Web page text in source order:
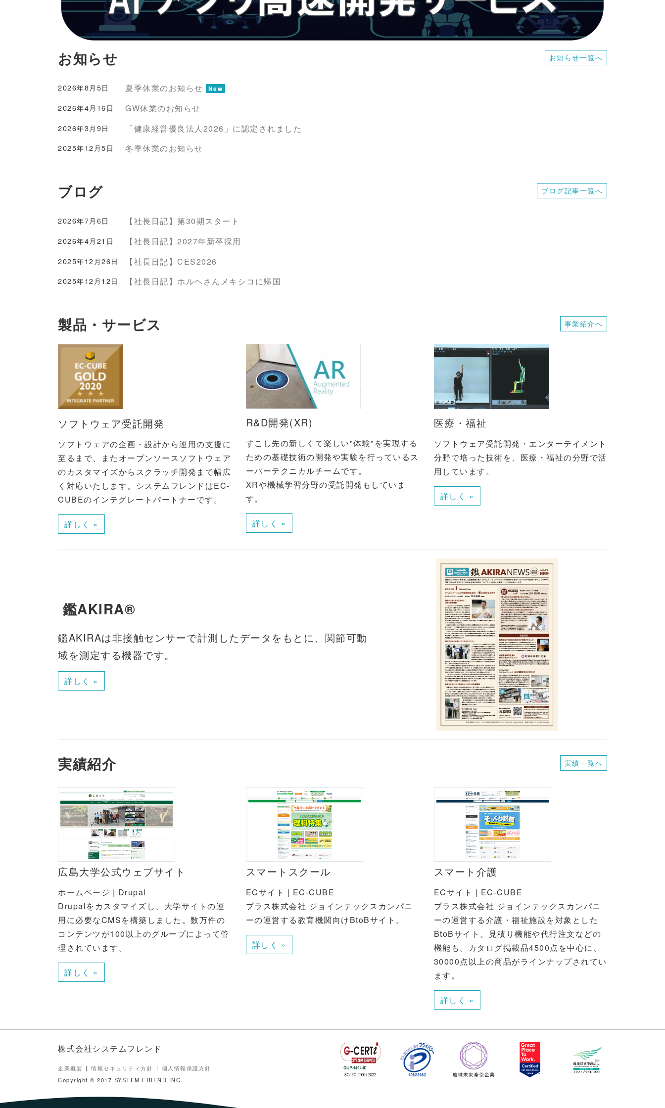
お知らせ お知らせ一覧へ
2026年8月5日 夏季休業のお知らせ New
2026年4月16日 GW休業のお知らせ
2026年3月9日 「健康経営優良法人2026」に認定されました
2025年12月5日 冬季休業のお知らせ
ブログ ブログ記事一覧へ
2026年7月6日 【社長日記】第30期スタート
2026年4月21日 【社長日記】2027年新卒採用
2025年12月26日 【社長日記】CES2026
2025年12月12日 【社長日記】ホルヘさんメキシコに帰国
製品・サービス 事業紹介へ
ソフトウェア受託開発
ソフトウェアの企画・設計から運用の支援に
至るまで、またオープンソースソフトウェア
のカスタマイズからスクラッチ開発まで幅広
く対応いたします。システムフレンドはEC-
CUBEのインテグレートパートナーです。
詳しく »
R&D開発(XR)
すこし先の新しくて楽しい"体験"を実現する
ための基礎技術の開発や実験を行っているス
ーパーテクニカルチームです。
XRや機械学習分野の受託開発もしていま
す。
詳しく »
医療・福祉
ソフトウェア受託開発・エンターテイメント
分野で培った技術を、医療・福祉の分野で活
用しています。
詳しく »
鑑AKIRA®
鑑AKIRAは非接触センサーで計測したデータをもとに、関節可動
域を測定する機器です。
詳しく »
実績紹介 実績一覧へ
広島大学公式ウェブサイト
ホームページ | Drupal
Drupalをカスタマイズし、大学サイトの運
用に必要なCMSを構築しました。数万件の
コンテンツが100以上のグループによって管
理されています。
詳しく »
スマートスクール
ECサイト | EC-CUBE
プラス株式会社 ジョインテックスカンパニ
ーの運営する教育機関向けBtoBサイト。
詳しく »
スマート介護
ECサイト | EC-CUBE
プラス株式会社 ジョインテックスカンパニ
ーの運営する介護・福祉施設を対象とした
BtoBサイト。見積り機能や代行注文などの
機能も。カタログ掲載品4500点を中心に、
30000点以上の商品がラインナップされてい
ます。
詳しく »
株式会社システムフレンド
企業概要 情報セキュリティ方針
個人情報保護方針
Copyright © 2017 SYSTEM FRIEND INC.